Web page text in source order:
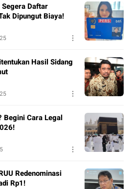
Daftar
Dipungut Biaya!
Hasil Sidang
Begini Cara Legal
Redenominasi
Rp1!